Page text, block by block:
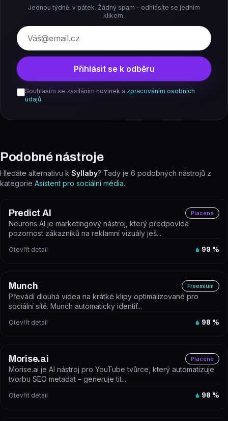
Jednou týdně, v pátek. Žádný spam – odhlásíte se jedním
klikem.
E-mail
Přihlásit se k odběru
Souhlasím se zasíláním novinek a zpracováním osobních
údajů.
Podobné nástroje
Hledáte alternativu k Syllaby? Tady je 6 podobných nástrojů z
kategorie Asistent pro sociální média.
Predict AI Placené
Neurons AI je marketingový nástroj, který předpovídá
pozornost zákazníků na reklamní vizuály ješ...
Otevřít detail 99 %
Munch Freemium
Převádí dlouhá videa na krátké klipy optimalizované pro
sociální sítě. Munch automaticky identif...
Otevřít detail 98 %
Morise.ai Placené
Morise.ai je AI nástroj pro YouTube tvůrce, který automatizuje
tvorbu SEO metadat – generuje tit...
Otevřít detail 98 %